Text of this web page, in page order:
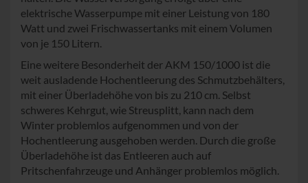
elektrische Wasserpumpe mit einer Leistung von 180
Watt und zwei Frischwassertanks mit einem Volumen
von je 150 Litern.
Eine weitere Besonderheit der AKM 150/1000 ist die
weit ausladende Hochentleerung des Schmutzbehälters,
mit einer Überladehöhe von bis zu 210 cm. Selbst
schweres Kehrgut, wie Streusplitt, kann nach dem
Winter problemlos aufgenommen und von der
Hochentleerung ausgehoben werden. Durch die große
Überladehöhe ist das Entleeren auch auf
Pritschenfahrzeuge und Anhänger problemlos möglich.